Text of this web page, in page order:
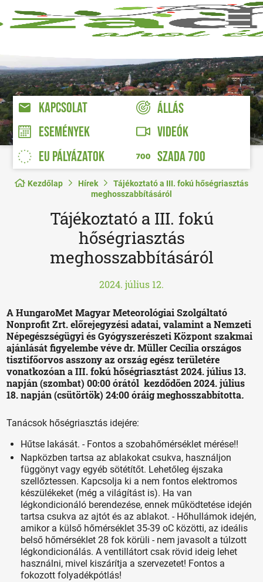
KAPCSOLAT
ÁLLÁS
ESEMÉNYEK
VIDEÓK
EU PÁLYÁZATOK
SZADA 700
Kezdőlap Hírek
Tájékoztató a III. fokú hőségriasztás
meghosszabbításáról
Tájékoztató a III. fokú
hőségriasztás
meghosszabbításáról
2024. július 12.
A HungaroMet Magyar Meteorológiai Szolgáltató
Nonprofit Zrt. előrejegyzési adatai, valamint a Nemzeti
Népegészségügyi és Gyógyszerészeti Központ szakmai
ajánlását figyelembe véve dr. Müller Cecília országos
tisztifőorvos asszony az ország egész területére
vonatkozóan a III. fokú hőségriasztást 2024. július 13.
napján (szombat) 00:00 órától kezdődően 2024. július
18. napján (csütörtök) 24:00 óráig meghosszabbította.
Tanácsok hőségriasztás idejére:
Hűtse lakását. - Fontos a szobahőmérséklet mérése!!
Napközben tartsa az ablakokat csukva, használjon
függönyt vagy egyéb sötétítőt. Lehetőleg éjszaka
szellőztessen. Kapcsolja ki a nem fontos elektromos
készülékeket (még a világítást is). Ha van
légkondicionáló berendezése, ennek működtetése idején
tartsa csukva az ajtót és az ablakot. - Hőhullámok idején,
amikor a külső hőmérséklet 35-39 oC közötti, az ideális
belső hőmérséklet 28 fok körüli - nem javasolt a túlzott
légkondicionálás. A ventillátort csak rövid ideig lehet
használni, mivel kiszárítja a szervezetet! Fontos a
fokozott folyadékpótlás!